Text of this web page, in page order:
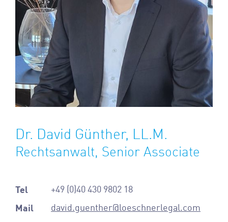
Dr. David Günther, LL.M.
Rechtsanwalt, Senior Associate
Tel +49 (0)40 430 9802 18
Mail
david.guenther@loeschnerlegal.com